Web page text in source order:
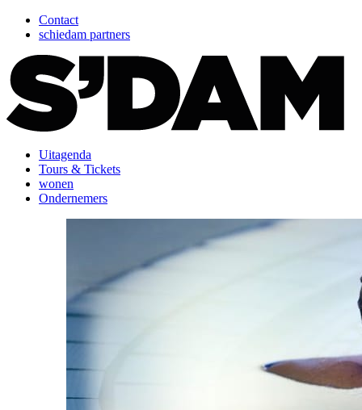
Contact
schiedam partners
Uitagenda
Tours & Tickets
wonen
Ondernemers